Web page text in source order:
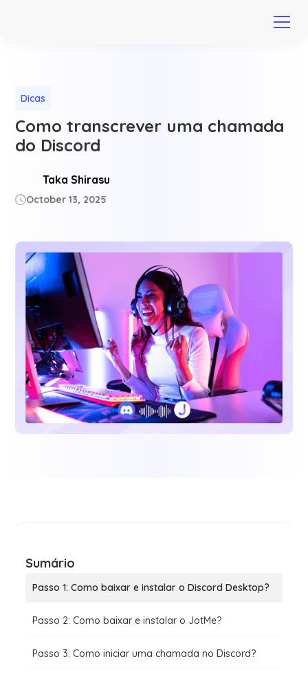
Dicas
Como transcrever uma chamada
do Discord
Taka Shirasu
October 13, 2025
Sumário
Passo 1: Como baixar e instalar o Discord Desktop?
Passo 2: Como baixar e instalar o JotMe?
Passo 3: Como iniciar uma chamada no Discord?